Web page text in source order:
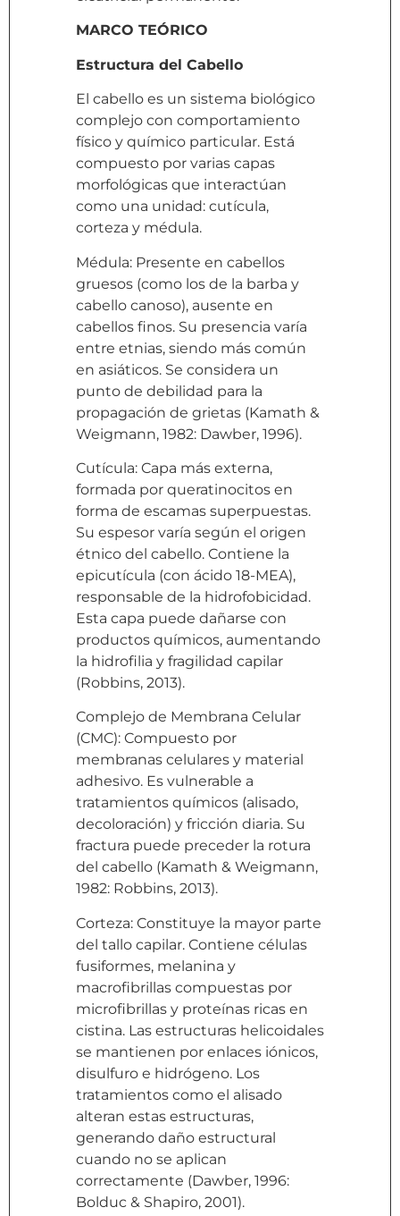
MARCO TEÓRICO
Estructura del Cabello
El cabello es un sistema biológico
complejo con comportamiento
físico y químico particular. Está
compuesto por varias capas
morfológicas que interactúan
como una unidad: cutícula,
corteza y médula.
Médula: Presente en cabellos
gruesos (como los de la barba y
cabello canoso), ausente en
cabellos finos. Su presencia varía
entre etnias, siendo más común
en asiáticos. Se considera un
punto de debilidad para la
propagación de grietas (Kamath &
Weigmann, 1982: Dawber, 1996).
Cutícula: Capa más externa,
formada por queratinocitos en
forma de escamas superpuestas.
Su espesor varía según el origen
étnico del cabello. Contiene la
epicutícula (con ácido 18-MEA),
responsable de la hidrofobicidad.
Esta capa puede dañarse con
productos químicos, aumentando
la hidrofilia y fragilidad capilar
(Robbins, 2013).
Complejo de Membrana Celular
(CMC): Compuesto por
membranas celulares y material
adhesivo. Es vulnerable a
tratamientos químicos (alisado,
decoloración) y fricción diaria. Su
fractura puede preceder la rotura
del cabello (Kamath & Weigmann,
1982: Robbins, 2013).
Corteza: Constituye la mayor parte
del tallo capilar. Contiene células
fusiformes, melanina y
macrofibrillas compuestas por
microfibrillas y proteínas ricas en
cistina. Las estructuras helicoidales
se mantienen por enlaces iónicos,
disulfuro e hidrógeno. Los
tratamientos como el alisado
alteran estas estructuras,
generando daño estructural
cuando no se aplican
correctamente (Dawber, 1996:
Bolduc & Shapiro, 2001).